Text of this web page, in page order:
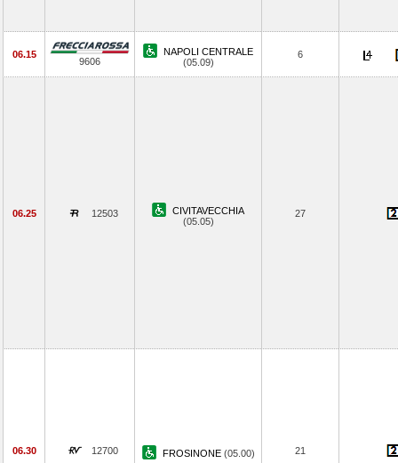
06.15
9606
NAPOLI CENTRALE
(05.09)
6
06.25 12503
CIVITAVECCHIA
(05.05)
27
06.30 12700 FROSINONE (05.00) 21